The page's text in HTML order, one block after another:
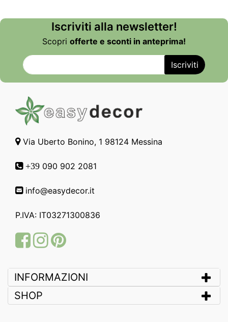
Iscriviti alla newsletter!
Scopri offerte e sconti in anteprima!
Via Uberto Bonino, 1 98124 Messina
+39 090 902 2081
info@easydecor.it
P.IVA: IT03271300836
FacebookInstagram
Pinterest
INFORMAZIONI
SHOP